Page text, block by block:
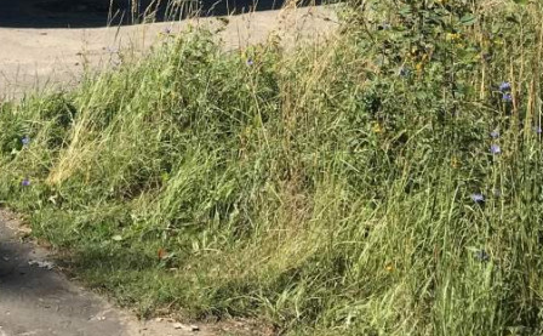
Продается 1-этажное здание под кафе, ресторан площадью
334.4 м2.
Центральное отопление, все коммуникации, газоснабжение.
Два входа с улицы. Стоянка. Есть оборудование Помещению
требуется косметический ремонт, высота потолков - 3 м.
Общая площадь здания 334.4 м2, здание построено в 1978
году, участок находится в собственности, здание полностью
функционирует.[#4219192#]
Где находится